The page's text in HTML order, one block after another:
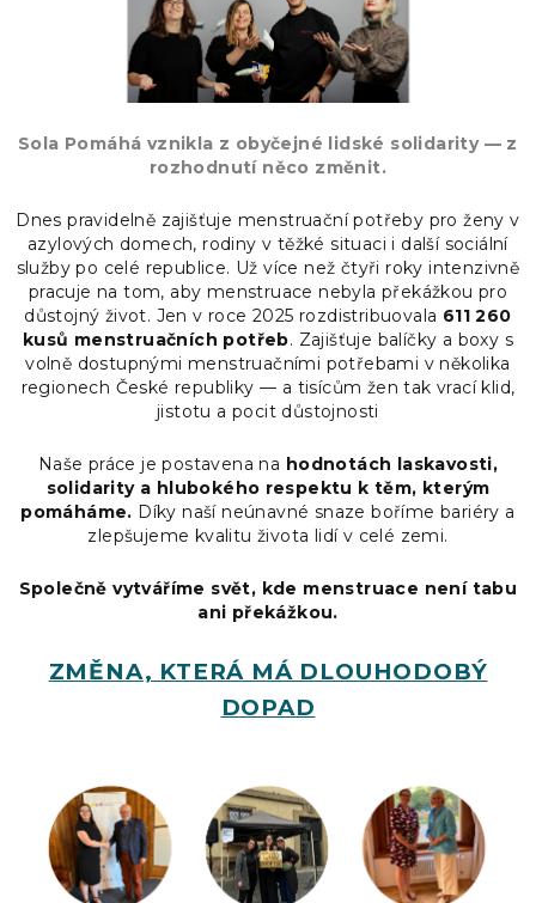
Sola Pomáhá vznikla z obyčejné lidské solidarity — z
rozhodnutí něco změnit.
Dnes pravidelně zajišťuje menstruační potřeby pro ženy v
azylových domech, rodiny v těžké situaci i další sociální
služby po celé republice. Už více než čtyři roky intenzivně
pracuje na tom, aby menstruace nebyla překážkou pro
důstojný život. Jen v roce 2025 rozdistribuovala 611 260
kusů menstruačních potřeb. Zajišťuje balíčky a boxy s
volně dostupnými menstruačními potřebami v několika
regionech České republiky — a tisícům žen tak vrací klid,
jistotu a pocit důstojnosti
Naše práce je postavena na hodnotách laskavosti,
solidarity a hlubokého respektu k těm, kterým
pomáháme. Díky naší neúnavné snaze boříme bariéry a
zlepšujeme kvalitu života lidí v celé zemi.
Společně vytváříme svět, kde menstruace není tabu
ani překážkou.
ZMĚNA, KTERÁ MÁ DLOUHODOBÝ
DOPAD